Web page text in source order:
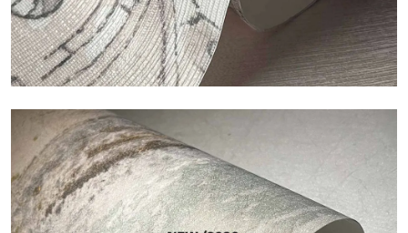
Craft
Acabado inspirado en las fibras naturales, con un relieve
esencial que aporta equilibrio, profundidad y una materialidad
elegante a la superficie.